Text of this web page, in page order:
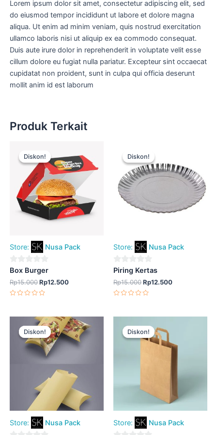
Lorem ipsum dolor sit amet, consectetur adipiscing elit, sed
do eiusmod tempor incididunt ut labore et dolore magna
aliqua. Ut enim ad minim veniam, quis nostrud exercitation
ullamco laboris nisi ut aliquip ex ea commodo consequat.
Duis aute irure dolor in reprehenderit in voluptate velit esse
cillum dolore eu fugiat nulla pariatur. Excepteur sint occaecat
cupidatat non proident, sunt in culpa qui officia deserunt
mollit anim id est laborum
Produk Terkait
Diskon!
Store: Nusa Pack
0
out
of
Diskon!
Box Burger
Rp15.000
aslinya
adalah:
Rp15.000.
Rp12.500
saat
ini
adalah:
Rp12.500.
Diskon!
Store: Nusa Pack
0
out
of
Diskon!
Piring Kertas
Rp15.000
aslinya
adalah:
Rp15.000.
Rp12.500
adalah:
Rp12.500.
Diskon!
Store: Nusa Pack
Diskon!
Harga
aslinya
adalah:
Rp15.000.
Harga
saat
ini
adalah:
Diskon!
Store: Nusa Pack
Diskon!aslinya
adalah:
Rp15.000.adalah: